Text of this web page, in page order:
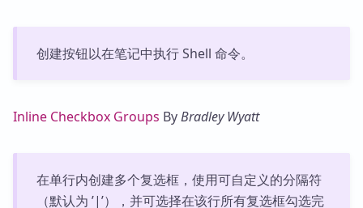
创建按钮以在笔记中执行 Shell 命令。
Inline Checkbox Groups ByBradley Wyatt
在单行内创建多个复选框，使用可自定义的分隔符
（默认为 ’|’），并可选择在该行所有复选框勾选完